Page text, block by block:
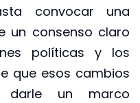
convocar una
un consenso claro
políticas y los
que esos cambios
darle un marco